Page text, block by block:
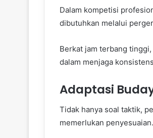
Dalam kompetisi
dibutuhkan melalui
Berkat jam terbang
dalam menjaga
Adaptasi
Tidak hanya soal taktik,
memerlukan penyesuaian.